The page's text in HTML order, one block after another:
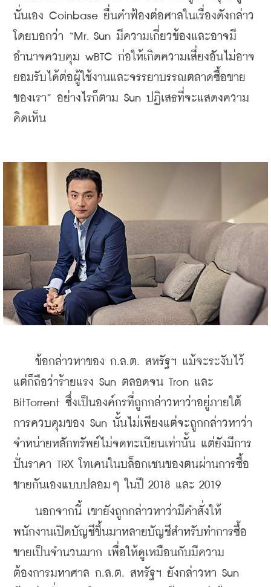
นั่นเอง Coinbase ยื่นคำฟ้องต่อศาลในเรื่องดังกล่าว
โดยบอกว่า “Mr. Sun มีความเกี่ยวข้องและอาจมี
อำนาจควบคุม wBTC ก่อให้เกิดความเสี่ยงอันไม่อาจ
ยอมรับได้ต่อผู้ใช้งานและจรรยาบรรณตลาดซื้อขาย
ของเรา” อย่างไรก็ตาม Sun ปฏิเสธที่จะแสดงความ
คิดเห็น
ข้อกล่าวหาของ ก.ล.ต. สหรัฐฯ แม้จะระงับไว้
แต่ก็ถือว่าร้ายแรง Sun ตลอดจน Tron และ
BitTorrent ซึ่งเป็นองค์กรที่ถูกกล่าวหาว่าอยู่ภายใต้
การควบคุมของ Sun นั้นไม่เพียงแต่จะถูกกล่าวหาว่า
จำหน่ายหลักทรัพย์ไม่จดทะเบียนเท่านั้น แต่ยังมีการ
ปั่นราคา TRX โทเคนในบล็อกเชนของตนผ่านการซื้อ
ขายกันเองแบบปลอมๆ ในปี 2018 และ 2019
นอกจากนี้ เขายังถูกกล่าวหาว่ามีคำสั่งให้
พนักงานเปิดบัญชีขึ้นมาหลายบัญชีสำหรับทำการซื้อ
ขายเป็นจำนวนมาก เพื่อให้ดูเหมือนกับมีความ
ต้องการมหาศาล ก.ล.ต. สหรัฐฯ ยังกล่าวหา Sun